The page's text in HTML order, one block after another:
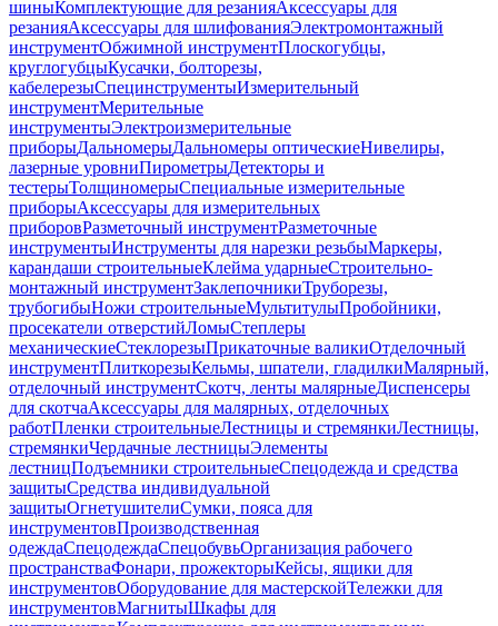
шиныКомплектующие для резанияАксессуары для
резанияАксессуары для шлифованияЭлектромонтажный
инструментОбжимной инструментПлоскогубцы,
круглогубцыКусачки, болторезы,
кабелерезыСпецинструментыИзмерительный
инструментМерительные
инструментыЭлектроизмерительные
приборыДальномерыДальномеры оптическиеНивелиры,
лазерные уровниПирометрыДетекторы и
тестерыТолщиномерыСпециальные измерительные
приборыАксессуары для измерительных
приборовРазметочный инструментРазметочные
инструментыИнструменты для нарезки резьбыМаркеры,
карандаши строительныеКлейма ударныеСтроительно-
монтажный инструментЗаклепочникиТруборезы,
трубогибыНожи строительныеМультитулыПробойники,
просекатели отверстийЛомыСтеплеры
механическиеСтеклорезыПрикаточные валикиОтделочный
инструментПлиткорезыКельмы, шпатели, гладилкиМалярный,
отделочный инструментСкотч, ленты малярныеДиспенсеры
для скотчаАксессуары для малярных, отделочных
работПленки строительныеЛестницы и стремянкиЛестницы,
стремянкиЧердачные лестницыЭлементы
лестницПодъемники строительныеСпецодежда и средства
защитыСредства индивидуальной
защитыОгнетушителиСумки, пояса для
инструментовПроизводственная
одеждаСпецодеждаСпецобувьОрганизация рабочего
пространстваФонари, прожекторыКейсы, ящики для
инструментовОборудование для мастерскойТележки для
инструментовМагнитыШкафы для